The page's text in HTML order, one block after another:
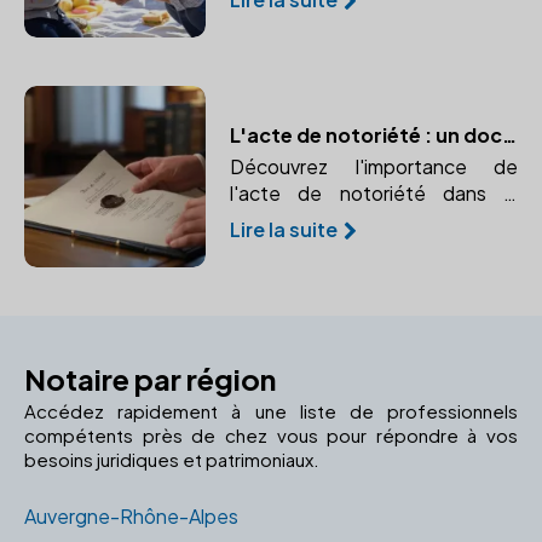
patrimoine grâce à la donation
proches.
L'acte de notoriété : un document essentiel pour faire valoir vos droits d'héritier
Découvrez l'importance de
l'acte de notoriété dans la
succession et comment un
notaire peut vous aider à
Lire la suite
Notaire par région
Accédez rapidement à une liste de professionnels
compétents près de chez vous pour répondre à vos
besoins juridiques et patrimoniaux.
Auvergne-Rhône-Alpes